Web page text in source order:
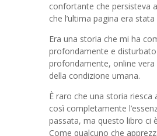
confortante che persisteva
che l’ultima pagina era stata
Era una storia che mi ha
profondamente e disturbato
profondamente, online vera
della condizione umana.
È raro che una storia riesca
così completamente
passata, ma questo libro ci
Come qualcuno che